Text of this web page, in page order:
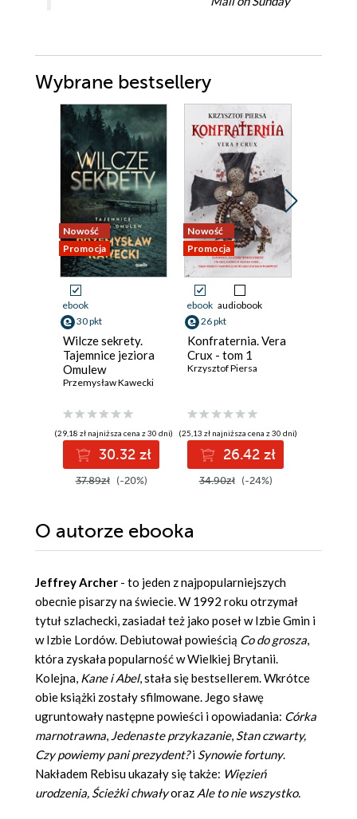
Wybrane bestsellery
Nowość
Promocja
ebook
30 pkt
Wilcze sekrety.
Tajemnice jeziora
Omulew
Przemysław Kawecki
(29,18 zł najniższa cena z 30 dni)
30.32 zł
37.89zł (-20%)
Nowość
Promocja
ebook audiobook
26 pkt
Konfraternia. Vera
Crux - tom 1
Krzysztof Piersa
(25,13 zł najniższa cena z 30 dni)
26.42 zł
34.90zł (-24%)
O autorze ebooka
Jeffrey Archer - to jeden z najpopularniejszych
obecnie pisarzy na świecie. W 1992 roku otrzymał
tytuł szlachecki, zasiadał też jako poseł w Izbie Gmin i
w Izbie Lordów. Debiutował powieścią Co do grosza,
która zyskała popularność w Wielkiej Brytanii.
Kolejna, Kane i Abel, stała się bestsellerem. Wkrótce
obie książki zostały sfilmowane. Jego sławę
ugruntowały następne powieści i opowiadania: Córka
marnotrawna, Jedenaste przykazanie, Stan czwarty,
Czy powiemy pani prezydent?i Synowie fortuny.
Nakładem Rebisu ukazały się także: Więzień
urodzenia, Ścieżki chwałyoraz Ale to nie wszystko.